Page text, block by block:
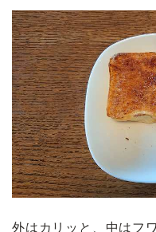
外はカリッと、中はフ